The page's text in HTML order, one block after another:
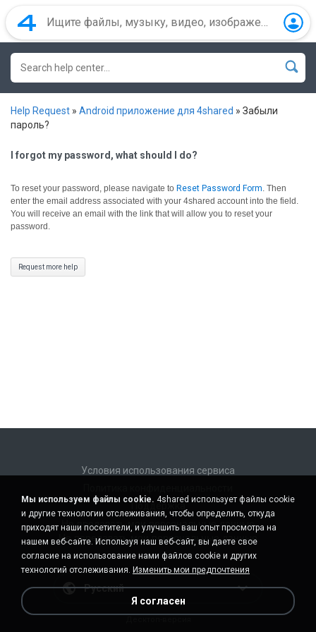
Help Request » Android приложение для 4shared » Забыли
пароль?
I forgot my password, what should I do?
To reset your password, please navigate to Reset Password Form. Then
enter the email address associated with your 4shared account into the field.
You will receive an email with the link that will allow you to reset your
password.
Request more help
Условия использования сервиса
Поддержка
Не продавать мои персональные данные
Не передавать мои персональные данные
Русский
Мы используем файлы cookie. 4shared использует файлы cookie
и другие технологии отслеживания, чтобы определить, откуда
приходят наши посетители, и улучшить ваш опыт просмотра на
нашем веб-сайте. Используя наш веб-сайт, вы даете свое
согласие на использование нами файлов cookie и других
технологий отслеживания. Изменить мои предпочтения
Я согласен